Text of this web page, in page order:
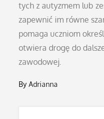
tych z autyzmem lub
zapewnić im równe
pomaga uczniom
otwiera drogę do
zawodowej.
ByAdrianna